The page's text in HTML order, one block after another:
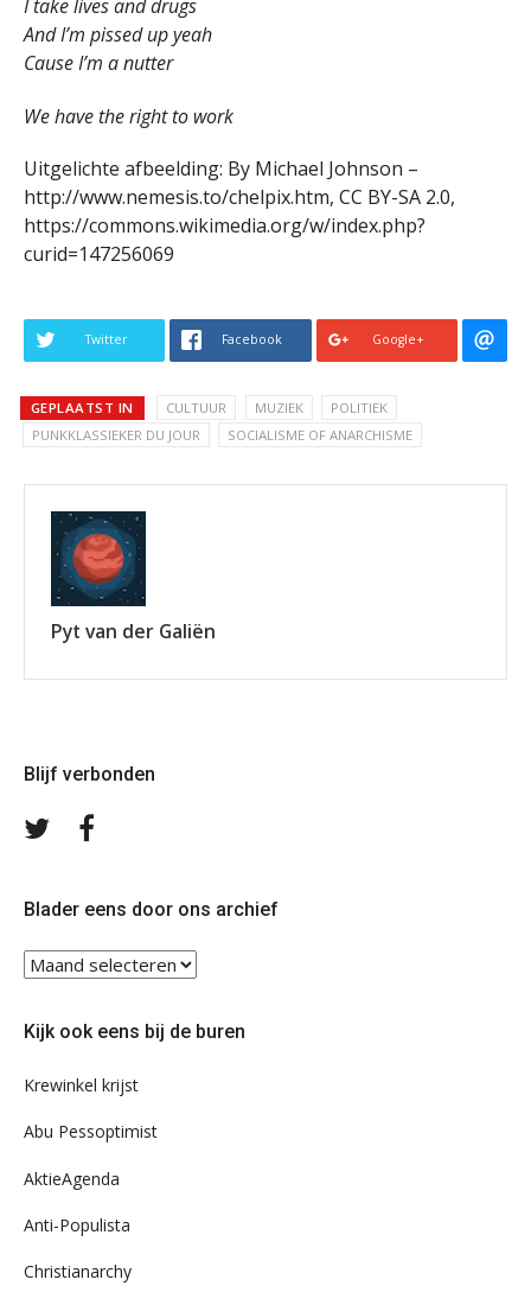
I take lives and drugs
And I’m pissed up yeah
Cause I’m a nutter
We have the right to work
Uitgelichte afbeelding: By Michael Johnson –
http://www.nemesis.to/chelpix.htm, CC BY-SA 2.0,
https://commons.wikimedia.org/w/index.php?
curid=147256069
Twitter Facebook Google+
GEPLAATST IN CULTUUR MUZIEK
POLITIEK
PUNKKLASSIEKER DU JOUR
SOCIALISME OF ANARCHISME
Pyt van der Galiën
Blijf verbonden
Volg
Blader eens door ons archief
Blader
ons
Kijk ook eens bij de buren
Krewinkel krijst
Abu Pessoptimist
AktieAgenda
Anti-Populista
Christianarchy